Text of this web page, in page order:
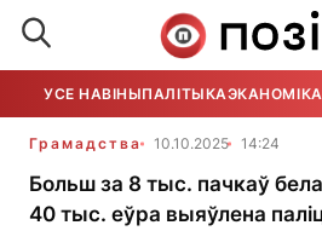
УСЕ НАВІНЫПАЛІТЫКАЭКАНОМІКА
Грамадства 10.10.2025 14:24
Больш за 8 тыс. пачкаў
40 тыс. еўра выяўлена